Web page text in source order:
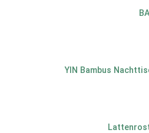
YIN Bambus